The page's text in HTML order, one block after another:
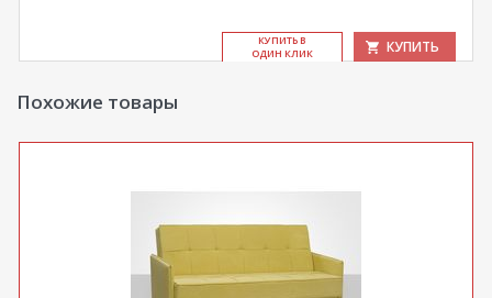
КУ­ПИТЬ В
ОДИН КЛИК
КУПИТЬ
Похожие товары